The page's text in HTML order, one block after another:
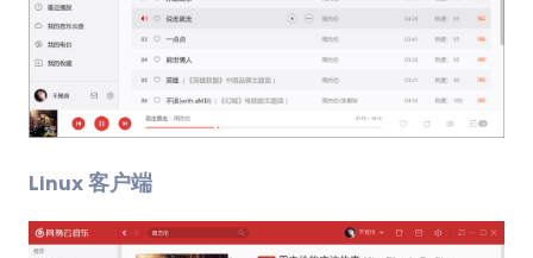
Linux 客户端